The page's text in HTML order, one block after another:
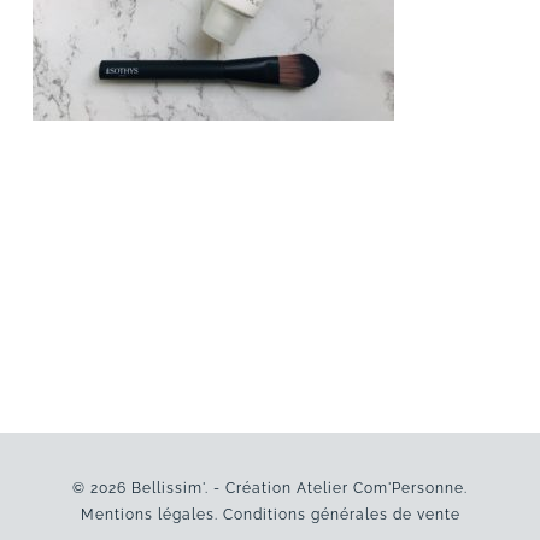
© 2026 Bellissim'. - Création Atelier Com'Personne.
Mentions légales. Conditions générales de vente